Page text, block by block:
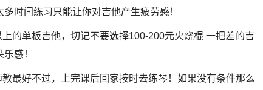
时间练习只能让你对吉他产生疲劳感！
的单板吉他，切记不要选择100-200元火烧棍 一把差的吉
感！
最好不过，上完课后回家按时去练琴！如果没有条件那么